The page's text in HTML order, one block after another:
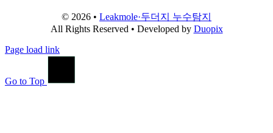
© 2026 • Leakmole·두더지 누수탐지
All Rights Reserved • Developed by Duopix
Page load link
Go to Top